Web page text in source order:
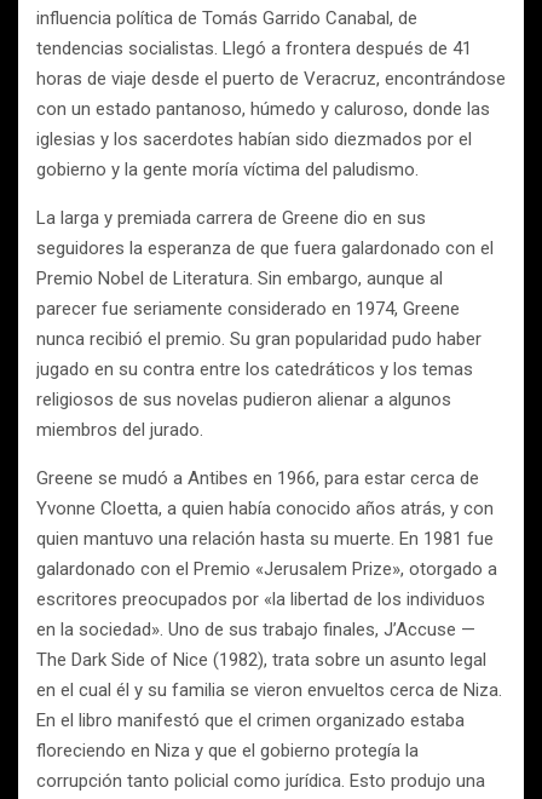
influencia política de Tomás Garrido Canabal, de
tendencias socialistas. Llegó a frontera después de 41
horas de viaje desde el puerto de Veracruz, encontrándose
con un estado pantanoso, húmedo y caluroso, donde las
iglesias y los sacerdotes habían sido diezmados por el
gobierno y la gente moría víctima del paludismo.
La larga y premiada carrera de Greene dio en sus
seguidores la esperanza de que fuera galardonado con el
Premio Nobel de Literatura. Sin embargo, aunque al
parecer fue seriamente considerado en 1974, Greene
nunca recibió el premio. Su gran popularidad pudo haber
jugado en su contra entre los catedráticos y los temas
religiosos de sus novelas pudieron alienar a algunos
miembros del jurado.
Greene se mudó a Antibes en 1966, para estar cerca de
Yvonne Cloetta, a quien había conocido años atrás, y con
quien mantuvo una relación hasta su muerte. En 1981 fue
galardonado con el Premio «Jerusalem Prize», otorgado a
escritores preocupados por «la libertad de los individuos
en la sociedad». Uno de sus trabajo finales, J’Accuse —
The Dark Side of Nice (1982), trata sobre un asunto legal
en el cual él y su familia se vieron envueltos cerca de Niza.
En el libro manifestó que el crimen organizado estaba
floreciendo en Niza y que el gobierno protegía la
corrupción tanto policial como jurídica. Esto produjo una